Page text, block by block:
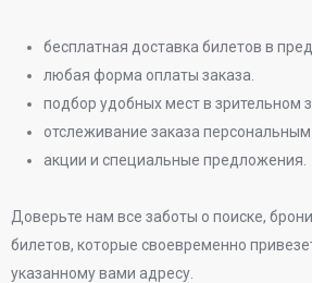
бесплатная доставка билетов в
любая форма оплаты заказа.
подбор удобных мест в зрительном
отслеживание заказа
акции и специальные предложения.
Доверьте нам все заботы о поиске,
билетов, которые своевременно
указанному вами адресу.